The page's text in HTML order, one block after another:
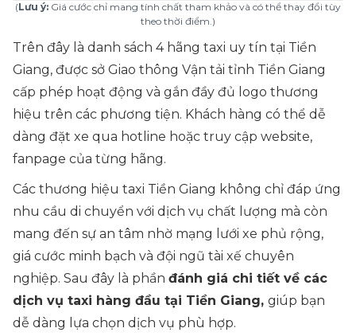
(Lưu ý: Giá cước chỉ mang tính chất tham khảo và có thể thay đổi tùy
theo thời điểm.)
Trên đây là danh sách 4 hãng taxi uy tín tại Tiền
Giang, được sở Giao thông Vận tải tỉnh Tiền Giang
cấp phép hoạt động và gắn đầy đủ logo thương
hiệu trên các phương tiện. Khách hàng có thể dễ
dàng đặt xe qua hotline hoặc truy cập website,
fanpage của từng hãng.
Các thương hiệu taxi Tiền Giang không chỉ đáp ứng
nhu cầu di chuyển với dịch vụ chất lượng mà còn
mang đến sự an tâm nhờ mạng lưới xe phủ rộng,
giá cước minh bạch và đội ngũ tài xế chuyên
nghiệp. Sau đây là phần đánh giá chi tiết về các
dịch vụ taxi hàng đầu tại Tiền Giang, giúp bạn
dễ dàng lựa chọn dịch vụ phù hợp.